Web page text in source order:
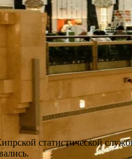
статистической